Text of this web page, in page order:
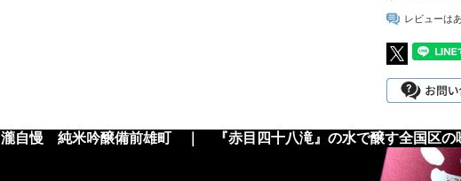
レビューは
瀧自慢 純米吟醸備前雄町 ｜ 『赤目四十八滝』の水で醸す全国区の